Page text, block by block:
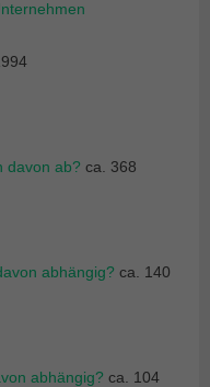
davon ab? ca. 368
abhängig? ca. 140
abhängig? ca. 104